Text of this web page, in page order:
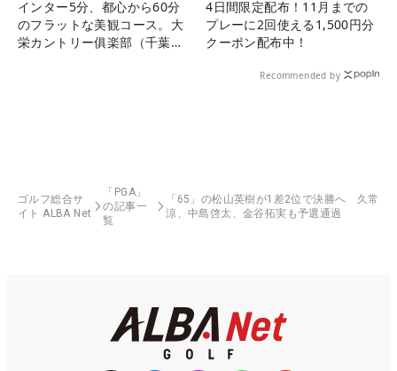
インター5分、都心から60分
のフラットな美観コース。大
栄カントリー俱楽部（千葉
4日間限定配布！11月までの
プレーに2回使える1,500円分
クーポン配布中！
Recommended by
ゴルフ総合サ
イト ALBA Net
「PGA」
の記事一
覧
「65」の松山英樹が1差2位で決勝へ 久常
涼、中島啓太、金谷拓実も予選通過